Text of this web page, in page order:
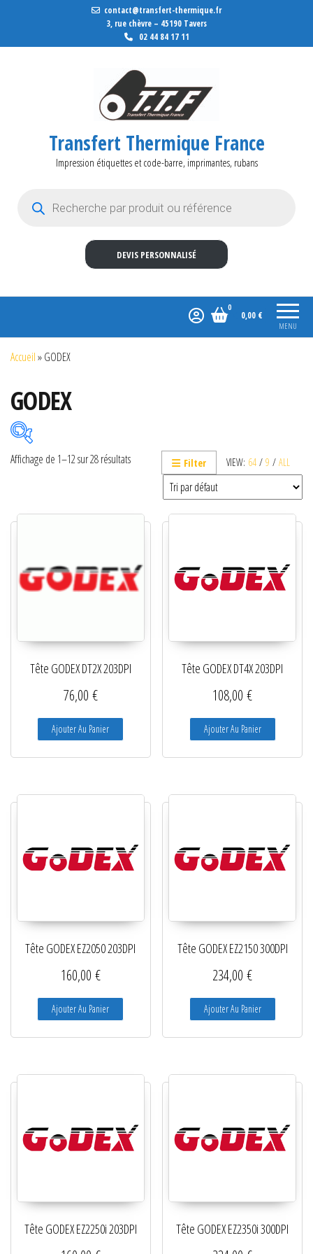
contact@transfert-thermique.fr
3, rue chèvre – 45190 Tavers
02 44 84 17 11
Transfert Thermique France
Impression étiquettes et code-barre, imprimantes, rubans
DEVIS PERSONNALISÉ
MENU
0
0,00 €
Accueil»GODEX
GODEX
Lecteurs
Lecteurs filaires 1D et 2D
Lecteurs sans fil 1D et 2D
Logiciels étiquettes
Ré-enrouleurs Distributeurs
Rubans transfert thermique
VIEW: 64 / 9 / ALL
Filter
Affichage de 1–12 sur 28 résultats
Tête GODEX DT2X 203DPI
76,00 €
Ajouter Au Panier
Tête GODEX DT4X 203DPI
108,00€
Ajouter Au Panier
Tête GODEX EZ2050 203DPI
160,00 €
Ajouter Au Panier
Tête GODEX EZ2150 300DPI
234,00€
Ajouter Au Panier
Tête GODEX EZ2250i 203DPI Tête GODEX EZ2350i 300DPI